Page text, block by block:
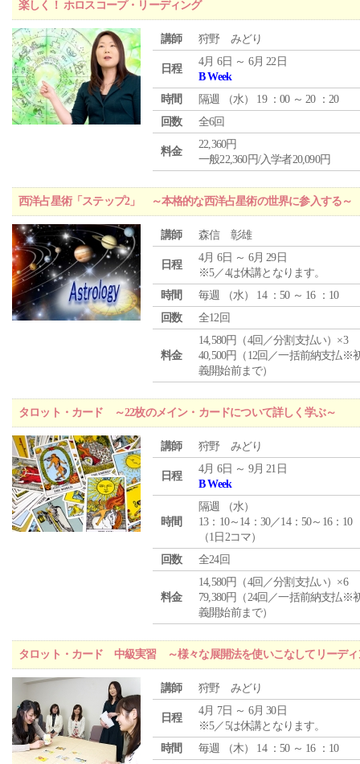
楽しく！ ホロスコープ・リーディング
講師 狩野 みどり
日程
4月 6日 ～ 6月 22日
B Week
時間
隔週 （水） 19 ：00 ～ 20 ：20
回数
全6回
料金
22,360円
一般22,360円/入学者20,090円
西洋占星術「ステップ2」 ～本格的な西洋占星術の世界に参入する～
講師 森信 彰雄
日程
4月 6日 ～ 6月 29日
※5／4は休講となります。
時間
毎週 （水） 14 ：50 ～ 16 ：10
回数
全12回
料金
14,580円（4回／分割支払い）×3
40,500円（12回／一括前納支払※
義開始前まで）
タロット・カード ～22枚のメイン・カードについて詳しく学ぶ～
講師 狩野 みどり
日程
4月 6日 ～ 9月 21日
B Week
時間
隔週 （水）
13：10～14：30／14：50～16：10
（1日2コマ）
回数
全24回
料金
14,580円（4回／分割支払い）×6
79,380円（24回／一括前納支払※
義開始前まで）
タロット・カード 中級実習 ～様々な展開法を使いこなしてリーディ
講師 狩野 みどり
日程
4月 7日 ～ 6月 30日
※5／5は休講となります。
時間
毎週 （木） 14 ：50 ～ 16 ：10